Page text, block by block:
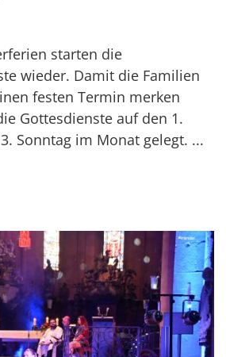
starten die
wieder. Damit die Familien
festen Termin merken
Gottesdienste auf den 1.
Sonntag im Monat gelegt. ...